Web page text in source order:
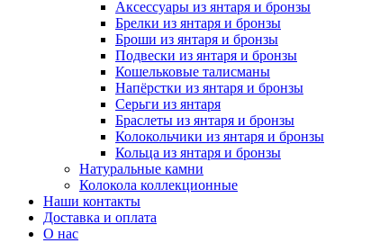
Аксессуары из янтаря и бронзы
Брелки из янтаря и бронзы
Броши из янтаря и бронзы
Подвески из янтаря и бронзы
Кошельковые талисманы
Напёрстки из янтаря и бронзы
Серьги из янтаря
Браслеты из янтаря и бронзы
Колокольчики из янтаря и бронзы
Кольца из янтаря и бронзы
Натуральные камни
Колокола коллекционные
Наши контакты
Доставка и оплата
О нас